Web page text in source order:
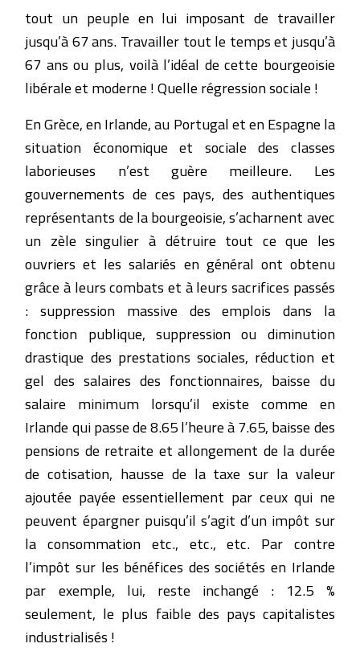
tout un peuple en lui imposant de travailler
jusqu’à 67 ans. Travailler tout le temps et jusqu’à
67 ans ou plus, voilà l’idéal de cette bourgeoisie
libérale et moderne ! Quelle régression sociale !
En Grèce, en Irlande, au Portugal et en Espagne la
situation économique et sociale des classes
laborieuses n’est guère meilleure. Les
gouvernements de ces pays, des authentiques
représentants de la bourgeoisie, s’acharnent avec
un zèle singulier à détruire tout ce que les
ouvriers et les salariés en général ont obtenu
grâce à leurs combats et à leurs sacrifices passés
: suppression massive des emplois dans la
fonction publique, suppression ou diminution
drastique des prestations sociales, réduction et
gel des salaires des fonctionnaires, baisse du
salaire minimum lorsqu’il existe comme en
Irlande qui passe de 8.65 l’heure à 7.65, baisse des
pensions de retraite et allongement de la durée
de cotisation, hausse de la taxe sur la valeur
ajoutée payée essentiellement par ceux qui ne
peuvent épargner puisqu’il s’agit d’un impôt sur
la consommation etc., etc., etc. Par contre
l’impôt sur les bénéfices des sociétés en Irlande
par exemple, lui, reste inchangé : 12.5 %
seulement, le plus faible des pays capitalistes
industrialisés !